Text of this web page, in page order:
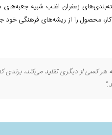
زعفران اغلب شبیه جعبه‌های
محصول را از ریشه‌های فرهنگی خود
کسی از دیگری تقلید می‌کند، برندی